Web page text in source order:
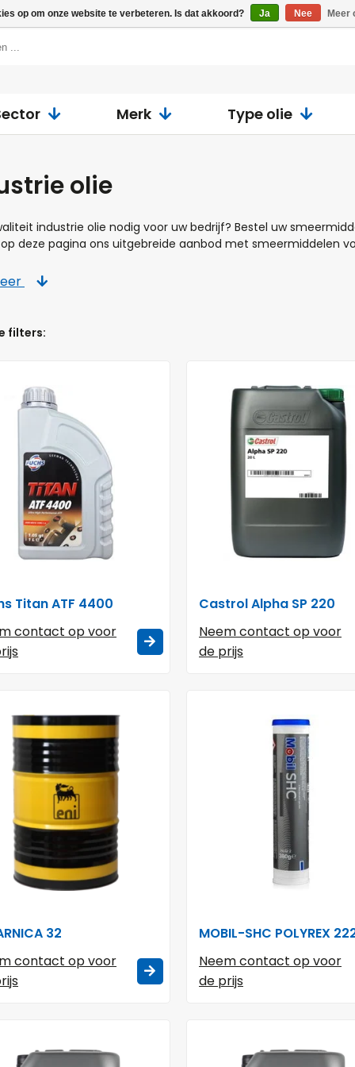
Merk Type olie
olie
industrie olie nodig voor uw bedrijf? Bestel uw
deze pagina ons uitgebreide aanbod met smeermiddelen
filters:
Titan ATF 4400
contact op voor
Castrol Alpha SP 220
Neem contact op voor
de prijs
32
contact op voor
MOBIL-SHC POLYREX
Neem contact op voor
de prijs
op om onze website te verbeteren. Is dat akkoord? Ja Nee Meer